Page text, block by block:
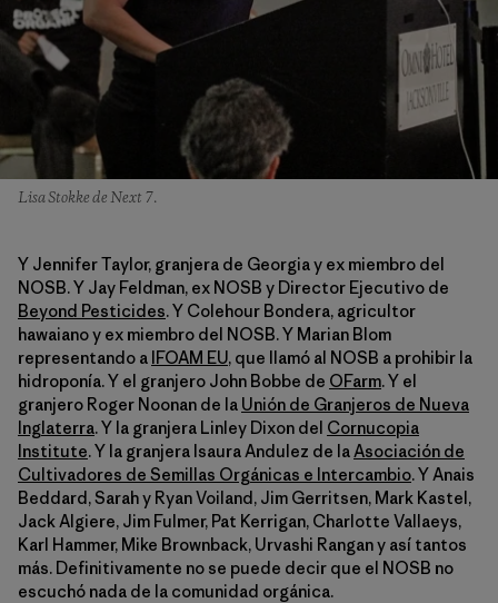
Lisa Stokke de Next 7.
Y Jennifer Taylor, granjera de Georgia y ex miembro del
NOSB. Y Jay Feldman, ex NOSB y Director Ejecutivo de
Beyond Pesticides. Y Colehour Bondera, agricultor
hawaiano y ex miembro del NOSB. Y Marian Blom
representando a IFOAM EU, que llamó al NOSB a prohibir la
hidroponía. Y el granjero John Bobbe de OFarm. Y el
granjero Roger Noonan de la Unión de Granjeros de Nueva
Inglaterra. Y la granjera Linley Dixon del Cornucopia
Institute. Y la granjera Isaura Andulez de laAsociación de
Cultivadores de Semillas Orgánicas e Intercambio. Y Anais
Beddard, Sarah y Ryan Voiland, Jim Gerritsen, Mark Kastel,
Jack Algiere, Jim Fulmer, Pat Kerrigan, Charlotte Vallaeys,
Karl Hammer, Mike Brownback, Urvashi Rangan y así tantos
más. Definitivamente no se puede decir que el NOSB no
escuchó nada de la comunidad orgánica.